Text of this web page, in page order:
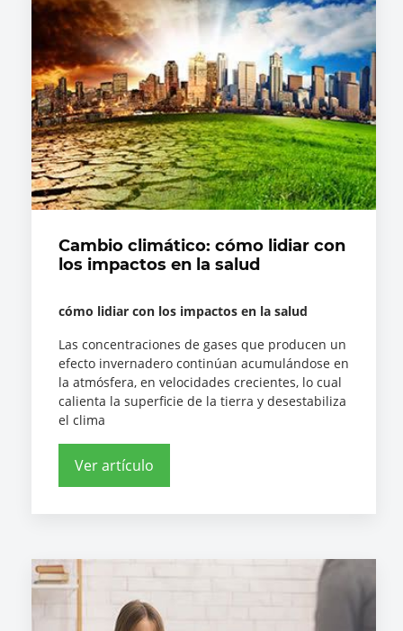
Cambio climático: cómo lidiar con
los impactos en la salud
cómo lidiar con los impactos en la salud
Las concentraciones de gases que producen un
efecto invernadero continúan acumulándose en
la atmósfera, en velocidades crecientes, lo cual
calienta la superficie de la tierra y desestabiliza
el clima
Ver artículo